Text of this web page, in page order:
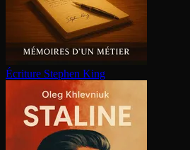
Écriture Stephen King